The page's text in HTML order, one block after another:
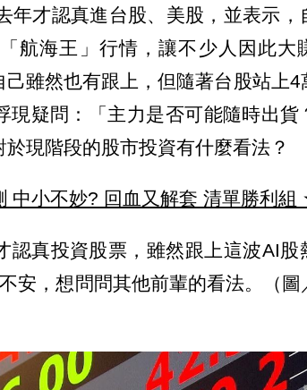
年才認真進台股、美股，並表示，
航海王」行情，讓不少人因此大
雖然也有跟上，但隨著台股站上4
現疑問：「主力是否可能隨時出貨
現階段的股市投資有什麼看法？
小不妙? 回血又解套 清單勝利組
真投資股票，雖然跟上這波AI股
安，想問問其他前輩的看法。（圖